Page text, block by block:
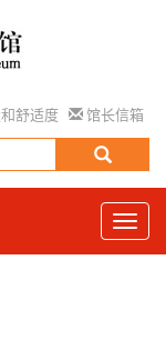
舒适度 馆长信箱